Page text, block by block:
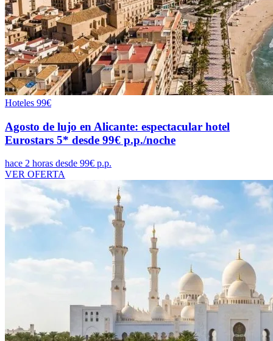
Hoteles 99€
Agosto de lujo en Alicante: espectacular hotel
Eurostars 5* desde 99€ p.p./noche
hace 2 horas desde 99€ p.p.
VER OFERTA